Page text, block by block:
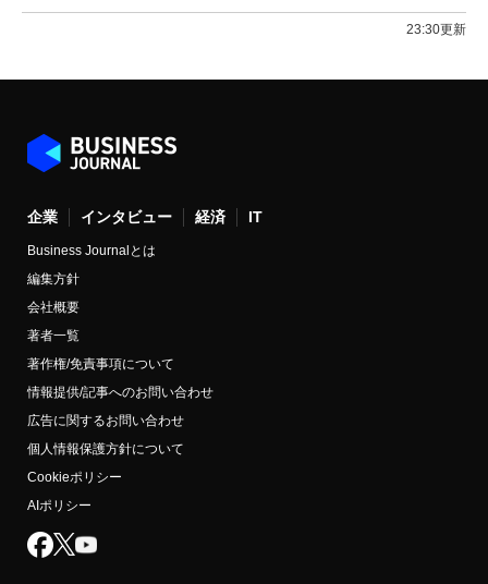
23:30更新
企業 インタビュー 経済 IT
Business Journalとは
編集方針
会社概要
著者一覧
著作権/免責事項について
情報提供/記事へのお問い合わせ
広告に関するお問い合わせ
個人情報保護方針について
Cookieポリシー
AIポリシー